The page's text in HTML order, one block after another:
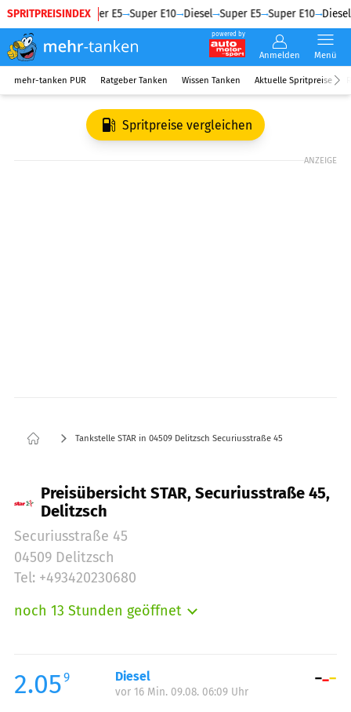
SPRITPREISINDEX
Diesel Super E5 Super E10 Diesel Super E5 Super E10 Diesel
powered by
Anmelden Menü
mehr-tanken PUR Ratgeber Tanken Wissen Tanken Aktuelle Spritpreise
Spritpreise vergleichen
ANZEIGE
Tankstelle STAR in 04509 Delitzsch Securiusstraße 45
Preisübersicht STAR, Securiusstraße 45,
Delitzsch
Securiusstraße 45
04509 Delitzsch
Tel: +493420230680
noch 13 Stunden geöffnet
Mittwoch:
06:00-22:00
Donnerstag:
2.059 Diesel
vor 16 Min. 09.08. 06:09 Uhr